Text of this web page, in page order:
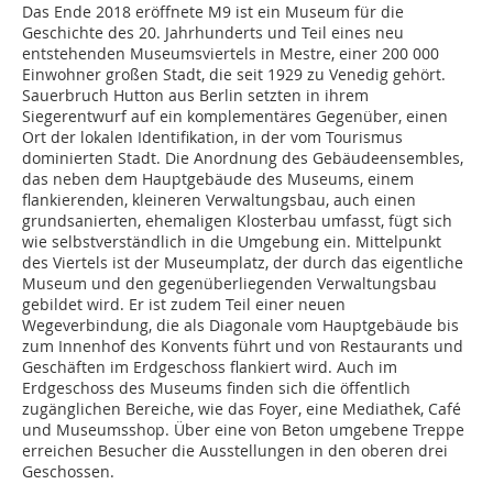
Das Ende 2018 eröffnete M9 ist ein Museum für die
Geschichte des 20. Jahrhunderts und Teil eines neu
entstehenden Museumsviertels in Mestre, einer 200 000
Einwohner großen Stadt, die seit 1929 zu Venedig gehört.
Sauerbruch Hutton aus Berlin setzten in ihrem
Siegerentwurf auf ein komplementäres Gegenüber, einen
Ort der lokalen Identifikation, in der vom Tourismus
dominierten Stadt. Die Anordnung des Gebäudeensembles,
das neben dem Hauptgebäude des Museums, einem
flankierenden, kleineren Verwaltungsbau, auch einen
grundsanierten, ehemaligen Klosterbau umfasst, fügt sich
wie selbstverständlich in die Umgebung ein. Mittelpunkt
des Viertels ist der Museumplatz, der durch das eigentliche
Museum und den gegenüberliegenden Verwaltungsbau
gebildet wird. Er ist zudem Teil einer neuen
Wegeverbindung, die als Diagonale vom Hauptgebäude bis
zum Innenhof des Konvents führt und von Restaurants und
Geschäften im Erdgeschoss flankiert wird. Auch im
Erdgeschoss des Museums finden sich die öffentlich
zugänglichen Bereiche, wie das Foyer, eine Mediathek, Café
und Museumsshop. Über eine von Beton umgebene Treppe
erreichen Besucher die Ausstellungen in den oberen drei
Geschossen.